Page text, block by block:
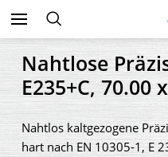
Nahtlose
E235+C, 70.00
Nahtlos kaltgezogene
hart nach EN 10305-1, E